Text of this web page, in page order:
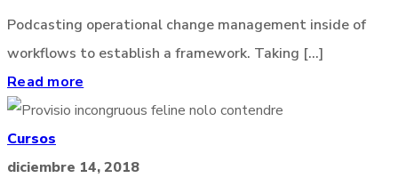
Podcasting operational change management inside of
workflows to establish a framework. Taking [...]
Read more
Cursos
diciembre 14, 2018